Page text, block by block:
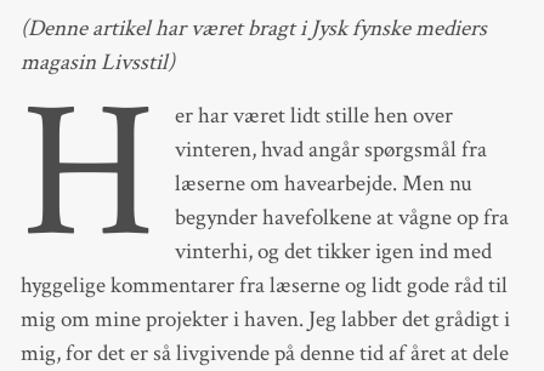
(Denne artikel har været bragt i Jysk fynske mediers
magasin Livsstil)
H
er har været lidt stille hen over
vinteren, hvad angår spørgsmål fra
læserne om havearbejde. Men nu
begynder havefolkene at vågne op fra
vinterhi, og det tikker igen ind med
hyggelige kommentarer fra læserne og lidt gode råd til
mig om mine projekter i haven. Jeg labber det grådigt i
mig, for det er så livgivende på denne tid af året at dele